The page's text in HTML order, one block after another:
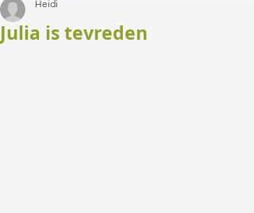
Julia is tevreden
Heidi